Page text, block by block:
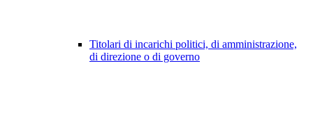
Titolari di incarichi politici, di amministrazione,
di direzione o di governo